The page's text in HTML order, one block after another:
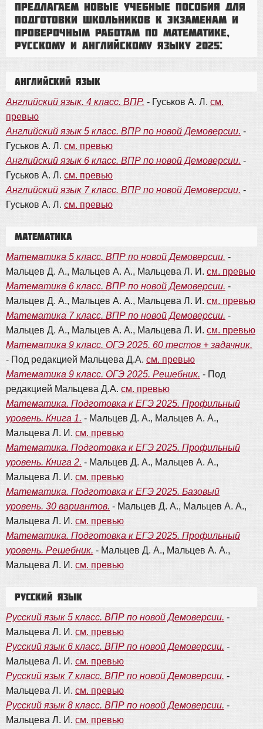
Предлагаем новые учебные пособия для
подготовки школьников к экзаменам и
проверочным работам по математике,
русскому и английскому языку 2025:
Английский язык
Английский язык. 4 класс. ВПР. - Гуськов А. Л. см.
превью
Английский язык 5 класс. ВПР по новой Демоверсии. -
Гуськов А. Л. см. превью
Английский язык 6 класс. ВПР по новой Демоверсии. -
Гуськов А. Л. см. превью
Английский язык 7 класс. ВПР по новой Демоверсии. -
Гуськов А. Л. см. превью
Математика
Математика 5 класс. ВПР по новой Демоверсии. -
Мальцев Д. А., Мальцев А. А., Мальцева Л. И. см. превью
Математика 6 класс. ВПР по новой Демоверсии. -
Мальцев Д. А., Мальцев А. А., Мальцева Л. И. см. превью
Математика 7 класс. ВПР по новой Демоверсии. -
Мальцев Д. А., Мальцев А. А., Мальцева Л. И. см. превью
Математика 9 класс. ОГЭ 2025. 60 тестов + задачник.
- Под редакцией Мальцева Д.А. см. превью
Математика 9 класс. ОГЭ 2025. Решебник. - Под
редакцией Мальцева Д.А. см. превью
Математика. Подготовка к ЕГЭ 2025. Профильный
уровень. Книга 1. - Мальцев Д. А., Мальцев А. А.,
Мальцева Л. И. см. превью
Математика. Подготовка к ЕГЭ 2025. Профильный
уровень. Книга 2. - Мальцев Д. А., Мальцев А. А.,
Мальцева Л. И. см. превью
Математика. Подготовка к ЕГЭ 2025. Базовый
уровень. 30 вариантов. - Мальцев Д. А., Мальцев А. А.,
Мальцева Л. И. см. превью
Математика. Подготовка к ЕГЭ 2025. Профильный
уровень. Решебник. - Мальцев Д. А., Мальцев А. А.,
Мальцева Л. И. см. превью
Русский язык
Русский язык 5 класс. ВПР по новой Демоверсии. -
Мальцева Л. И. см. превью
Русский язык 6 класс. ВПР по новой Демоверсии. -
Мальцева Л. И. см. превью
Русский язык 7 класс. ВПР по новой Демоверсии. -
Мальцева Л. И. см. превью
Русский язык 8 класс. ВПР по новой Демоверсии. -
Мальцева Л. И. см. превью